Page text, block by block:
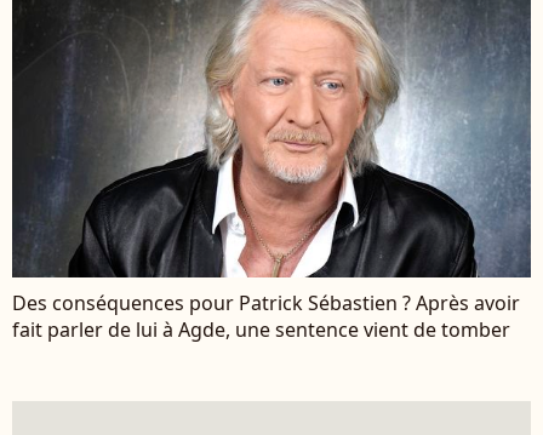
Des conséquences pour Patrick Sébastien ? Après avoir
fait parler de lui à Agde, une sentence vient de tomber